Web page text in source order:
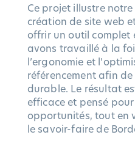
Ce projet illustre
création de site web
offrir un outil complet
avons travaillé à la
l’ergonomie et
référencement afin
durable. Le résultat
efficace et pensé
opportunités, tout en
le savoir-faire de